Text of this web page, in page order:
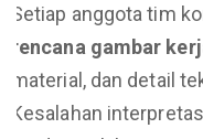
Setiap anggota tim
rencana gambar
material, dan detail
Kesalahan